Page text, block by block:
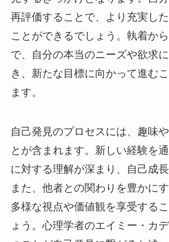
再評価することで、より充実し
ことができるでしょう。執着か
で、自分の本当のニーズや欲求
き、新たな目標に向かって進む
ます。
自己発見のプロセスには、趣味
とが含まれます。新しい経験を
に対する理解が深まり、自己成長
また、他者との関わりを豊かに
多様な視点や価値観を享受する
ょう。心理学者のエイミー・カ